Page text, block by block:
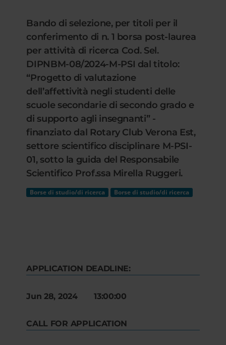
Bando di selezione, per titoli per il
conferimento di n. 1 borsa post-laurea
per attività di ricerca Cod. Sel.
DIPNBM-08/2024-M-PSI dal titolo:
“Progetto di valutazione
dell’affettività negli studenti delle
scuole secondarie di secondo grado e
di supporto agli insegnanti” -
finanziato dal Rotary Club Verona Est,
settore scientifico disciplinare M-PSI-
01, sotto la guida del Responsabile
Scientifico Prof.ssa Mirella Ruggeri.
Borse di studio/di ricerca Borse di studio/di ricerca
APPLICATION DEADLINE:
Jun 28, 2024 13:00:00
CALL FOR APPLICATION